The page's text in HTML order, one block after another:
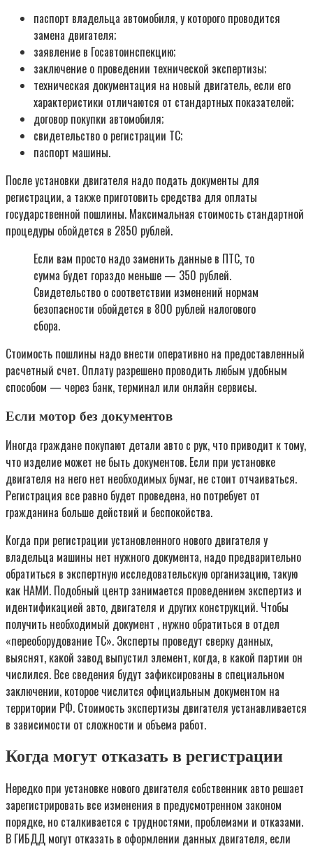
паспорт владельца автомобиля, у которого проводится
замена двигателя;
заявление в Госавтоинспекцию;
заключение о проведении технической экспертизы;
техническая документация на новый двигатель, если его
характеристики отличаются от стандартных показателей;
договор покупки автомобиля;
свидетельство о регистрации ТС;
паспорт машины.
После установки двигателя надо подать документы для
регистрации, а также приготовить средства для оплаты
государственной пошлины. Максимальная стоимость стандартной
процедуры обойдется в 2850 рублей.
Если вам просто надо заменить данные в ПТС, то
сумма будет гораздо меньше — 350 рублей.
Свидетельство о соответствии изменений нормам
безопасности обойдется в 800 рублей налогового
сбора.
Стоимость пошлины надо внести оперативно на предоставленный
расчетный счет. Оплату разрешено проводить любым удобным
способом — через банк, терминал или онлайн сервисы.
Если мотор без документов
Иногда граждане покупают детали авто с рук, что приводит к тому,
что изделие может не быть документов. Если при установке
двигателя на него нет необходимых бумаг, не стоит отчаиваться.
Регистрация все равно будет проведена, но потребует от
гражданина больше действий и беспокойства.
Когда при регистрации установленного нового двигателя у
владельца машины нет нужного документа, надо предварительно
обратиться в экспертную исследовательскую организацию, такую
как НАМИ. Подобный центр занимается проведением экспертиз и
идентификацией авто, двигателя и других конструкций. Чтобы
получить необходимый документ , нужно обратиться в отдел
«переоборудование ТС». Эксперты проведут сверку данных,
выяснят, какой завод выпустил элемент, когда, в какой партии он
числился. Все сведения будут зафиксированы в специальном
заключении, которое числится официальным документом на
территории РФ. Стоимость экспертизы двигателя устанавливается
в зависимости от сложности и объема работ.
Когда могут отказать в регистрации
Нередко при установке нового двигателя собственник авто решает
зарегистрировать все изменения в предусмотренном законом
порядке, но сталкивается с трудностями, проблемами и отказами.
В ГИБДД могут отказать в оформлении данных двигателя, если